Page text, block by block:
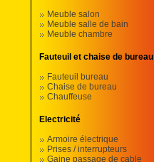
Meuble salon
Meuble salle de bain
Meuble chambre
Fauteuil et chaise de bureau
Fauteuil bureau
Chaise de bureau
Chauffeuse
Electricité
Armoire électrique
Prises / interrupteurs
Gaine passage de cable